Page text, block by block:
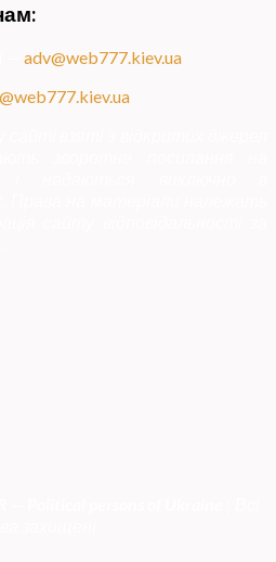
adv@web777.kiev.ua